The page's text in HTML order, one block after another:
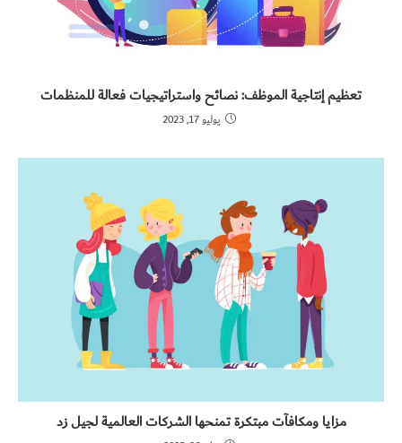
تعظيم إنتاجية الموظف: نصائح واستراتيجيات فعالة للمنظمات
يوليو 17, 2023
مزايا ومكافآت مبتكرة تمنحها الشركات العالمية لجيل زد